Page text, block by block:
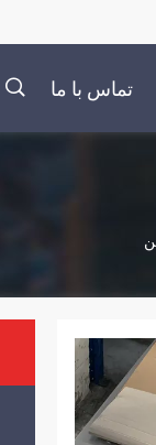
تماس با ما